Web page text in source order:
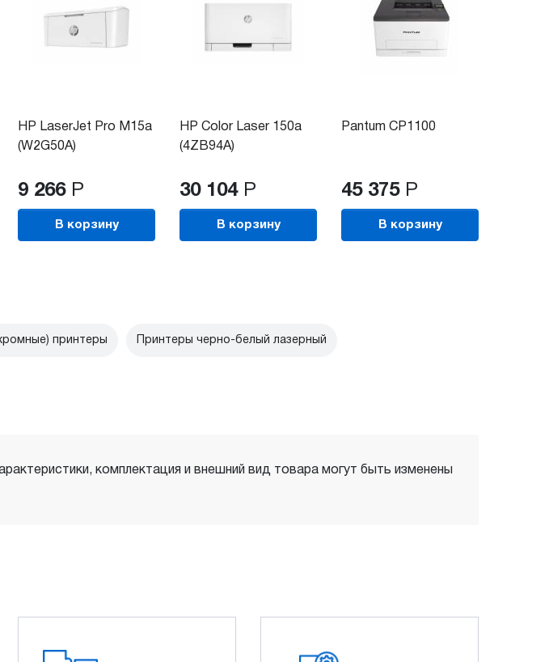
HP LaserJet Pro M15a
(W2G50A)
9 266 Р
В корзину
HP Color Laser 150a
(4ZB94A)
30 104 Р
В корзину
Pantum CP1100
45 375 Р
В корзину
принтеры Принтеры черно-белый лазерный
комплектация и внешний вид товара могут быть изменены